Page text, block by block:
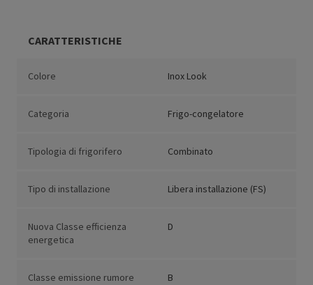
CARATTERISTICHE
Colore Inox Look
Categoria Frigo-congelatore
Tipologia di frigorifero Combinato
Tipo di installazione Libera installazione (FS)
Nuova Classe efficienza
energetica
D
Classe emissione rumore B